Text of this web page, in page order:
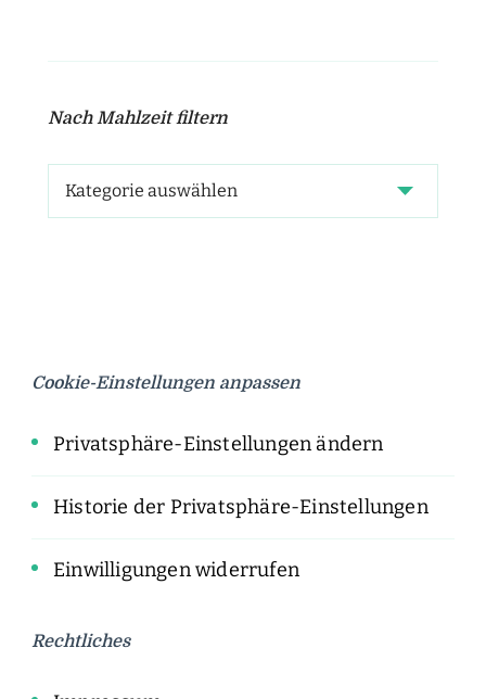
Nach Mahlzeit filtern
Cookie-Einstellungen anpassen
Privatsphäre-Einstellungen ändern
Historie der Privatsphäre-Einstellungen
Einwilligungen widerrufen
Rechtliches